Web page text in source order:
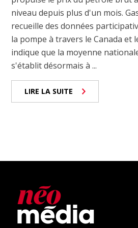
niveau depuis plus d'un mois.
recueille des données
la pompe à travers le Canada et
indique que la moyenne
s'établit désormais à ...
LIRE LA SUITE